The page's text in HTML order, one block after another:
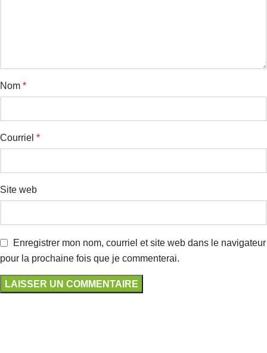
Nom *
Courriel *
Site web
Enregistrer mon nom, courriel et site web dans le navigateur
pour la prochaine fois que je commenterai.